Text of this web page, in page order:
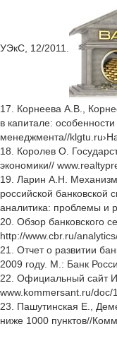
УЭкС, 12/2011.
17. Корнеева А.В.,
в капитале:
менеджмента//
18. Королев О.
экономики//
19. Ларин А.Н.
российской
аналитика: проблемы
20. Обзор банковского
http://www.cbr.ru/
21. Отчет о развитии
2009 году. М.: Банк
22. Официальный сайт
www.kommersant.ru/doc/
23. Пашутинская Е.,
ниже 1000 пунктов//